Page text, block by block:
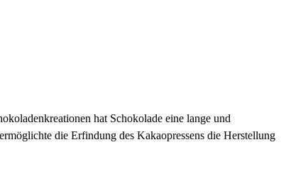
hat Schokolade eine lange und
die Erfindung des Kakaopressens die Herstellung